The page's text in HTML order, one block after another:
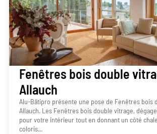
Fenêtres bois double
Allauch
Alu-Bâtipro présente une pose de Fenêtres bois
Allauch. Les Fenêtres bois double vitrage,
pour votre intérieur tout en donnant un côté
coloris...